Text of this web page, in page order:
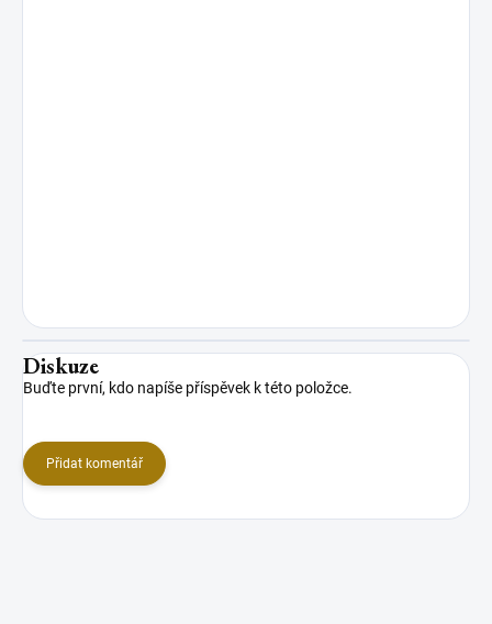
Diskuze
Buďte první, kdo napíše příspěvek k této položce.
Přidat komentář